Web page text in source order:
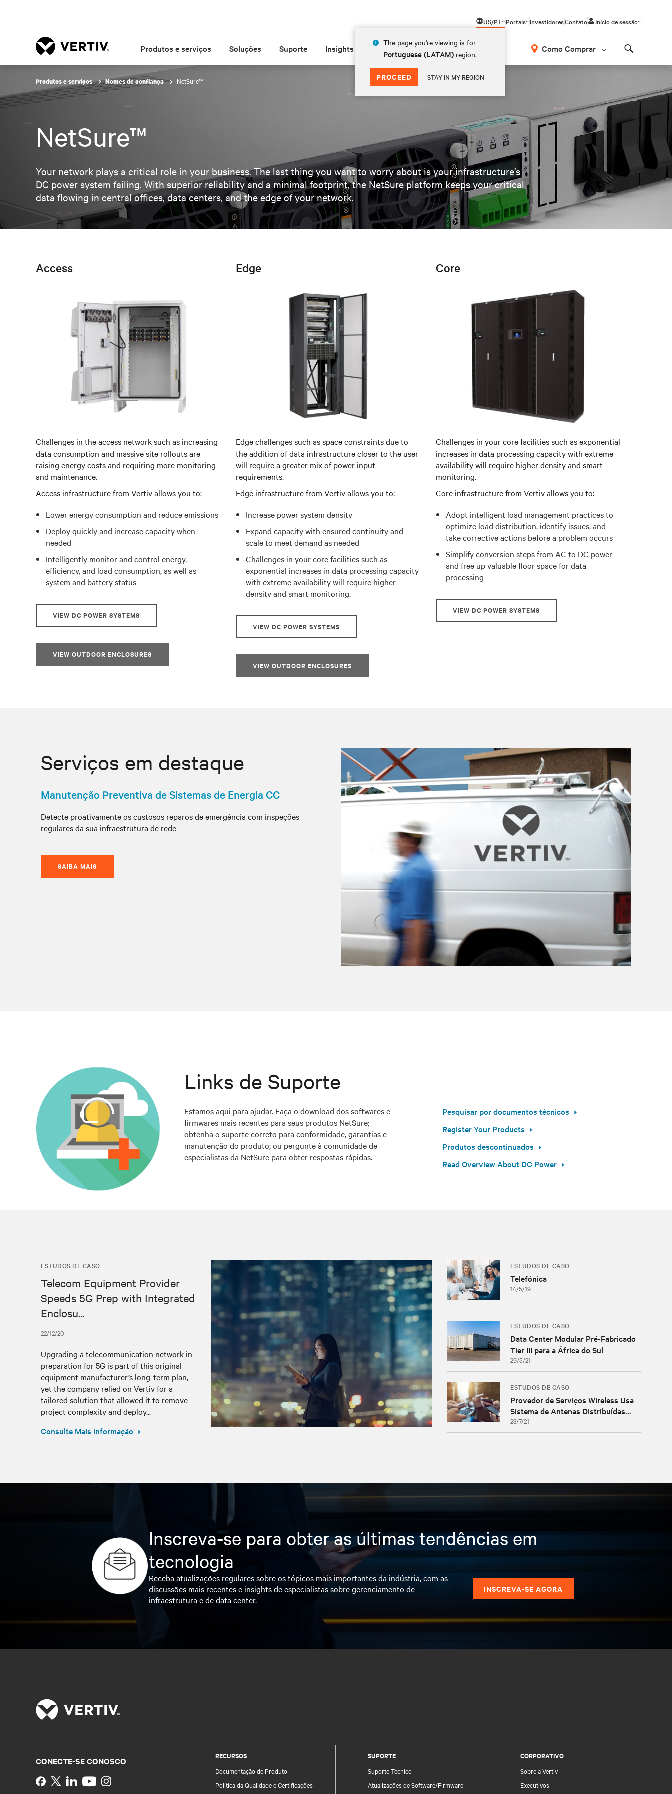
US/PT
The page you're viewing is for
Portuguese (LATAM) region.
PROCEED STAY IN MY REGION
Portais InvestidoresContato Início de sessão
Produtos e serviços Soluções Suporte Insights Sobre Como Comprar
Produtos e serviços Nomes de confiança NetSure™
NetSure™
Your network plays a critical role in your business. The last thing you want to worry about is your infrastructure’s
DC power system failing. With superior reliability and a minimal footprint, the NetSure platform keeps your critical
data flowing in central offices, data centers, and the edge of your network.
Access
Challenges in the access network such as increasing
data consumption and massive site rollouts are
raising energy costs and requiring more monitoring
and maintenance.
Access infrastructure from Vertiv allows you to:
Lower energy consumption and reduce emissions
Deploy quickly and increase capacity when
needed
Intelligently monitor and control energy,
efficiency, and load consumption, as well as
system and battery status
VIEW DC POWER SYSTEMS
VIEW OUTDOOR ENCLOSURES
Edge
Edge challenges such as space constraints due to
the addition of data infrastructure closer to the user
will require a greater mix of power input
requirements.
Edge infrastructure from Vertiv allows you to:
Increase power system density
Expand capacity with ensured continuity and
scale to meet demand as needed
Challenges in your core facilities such as
exponential increases in data processing capacity
with extreme availability will require higher
density and smart monitoring.
VIEW DC POWER SYSTEMS
VIEW OUTDOOR ENCLOSURES
Core
Challenges in your core facilities such as exponential
increases in data processing capacity with extreme
availability will require higher density and smart
monitoring.
Core infrastructure from Vertiv allows you to:
Adopt intelligent load management practices to
optimize load distribution, identify issues, and
take corrective actions before a problem occurs
Simplify conversion steps from AC to DC power
and free up valuable floor space for data
processing
VIEW DC POWER SYSTEMS
Serviços em destaque
Manutenção Preventiva de Sistemas de Energia CC
Detecte proativamente os custosos reparos de emergência com inspeções
regulares da sua infraestrutura de rede
SAIBA MAIS
Links de Suporte
Estamos aqui para ajudar. Faça o download dos softwares e
firmwares mais recentes para seus produtos NetSure;
obtenha o suporte correto para conformidade, garantias e
manutenção do produto; ou pergunte à comunidade de
especialistas da NetSure para obter respostas rápidas.
Pesquisar por documentos técnicos
Register Your Products
Produtos descontinuados
Read Overview About DC Power
ESTUDOS DE CASO
Telecom Equipment Provider
Speeds 5G Prep with Integrated
Enclosu...
22/12/20
Upgrading a telecommunication network in
preparation for 5G is part of this original
equipment manufacturer’s long-term plan,
yet the company relied on Vertiv for a
tailored solution that allowed it to remove
project complexity and deploy...
Consulte Mais informação
ESTUDOS DE CASO
Telefónica
14/5/19
ESTUDOS DE CASO
Data Center Modular Pré-Fabricado
Tier III para a África do Sul
29/5/21
ESTUDOS DE CASO
Provedor de Serviços Wireless Usa
Sistema de Antenas Distribuídas...
23/7/21
Inscreva-se para obter as últimas tendências em
tecnologia
Receba atualizações regulares sobre os tópicos mais importantes da indústria, com as
discussões mais recentes e insights de especialistas sobre gerenciamento de
infraestrutura e de data center.
INSCREVA-SE AGORA
RECURSOS
Documentação de Produto
Política da Qualidade e Certificações
SUPORTE
Suporte Técnico
Atualizações de Software/Firmware
CORPORATIVO
Sobre a Vertiv
Executivos
CONECTE-SE CONOSCO
Instagram